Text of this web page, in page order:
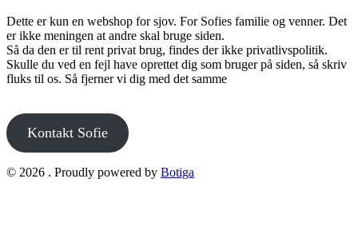
Dette er kun en webshop for sjov. For Sofies familie og venner. Det
er ikke meningen at andre skal bruge siden.
Så da den er til rent privat brug, findes der ikke privatlivspolitik.
Skulle du ved en fejl have oprettet dig som bruger på siden, så skriv
fluks til os. Så fjerner vi dig med det samme
Kontakt Sofie
© 2026 . Proudly powered by Botiga